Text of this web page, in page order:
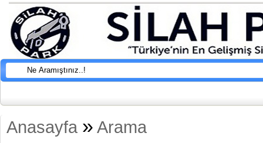
Anasayfa » Arama